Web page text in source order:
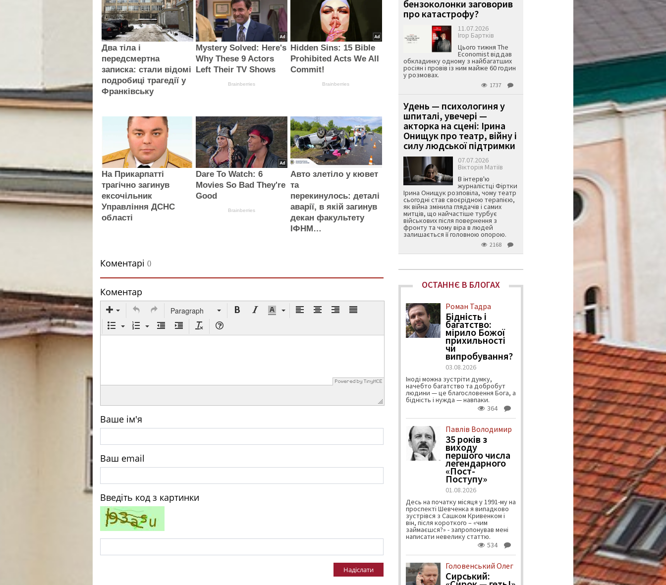
Два тіла і
передсмертна
записка: стали відомі
подробиці трагедії у
Франківську
Mystery Solved: Here's
Why These 9 Actors
Left Their TV Shows
Brainberries
Hidden Sins: 15 Bible
Prohibited Acts We All
Commit!
Brainberries
На Прикарпатті
трагічно загинув
ексочільник
Управління ДСНС
області
Dare To Watch: 6
Movies So Bad They're
Good
Brainberries
Авто злетіло у кювет
та
перекинулось: деталі
аварії, в якій загинув
декан факультету
ІФНМ…
Коментарі ()
Коментар
Paragraph
Ваше ім'я
Ваш email
Введіть код з картинки
Надіслати
бензоколонки заговорив
про катастрофу?
11.07.2026
Ігор Бартків
Цього тижня The
Economist віддав
обкладинку одному з найбагатших
росіян і провів із ним майже 60 годин
у розмовах.
1737
Удень — психологиня у
шпиталі, увечері —
акторка на сцені: Ірина
Онищук про театр, війну і
силу людської підтримки
07.07.2026
Вікторія Матіїв
В інтерв'ю
журналістці Фіртки
Ірина Онищук розповіла, чому театр
сьогодні став своєрідною терапією,
як війна змінила глядачів і самих
митців, що найчастіше турбує
військових після повернення з
фронту та чому віра в людей
залишається її головною опорою.
2168
ОСТАННЄ В БЛОГАХ
Роман Тадра
Бідність і
багатство:
мірило Божої
прихильності
чи
випробування?
03.08.2026
Іноді можна зустріти думку,
начебто багатство та добробут
людини — це благословення Бога, а
бідність і нужда — навпаки.
364
Павлів Володимир
35 років з
виходу
першого числа
легендарного
«Пост-
Поступу»
01.08.2026
Десь на початку місяця у 1991-му на
проспекті Шевченка я випадково
зустрівся з Сашком Кривенком і
він, після короткого – «чим
займаєшся?» - запропонував мені
написати невелику статтю.
534
Головенський Олег
Сирський: